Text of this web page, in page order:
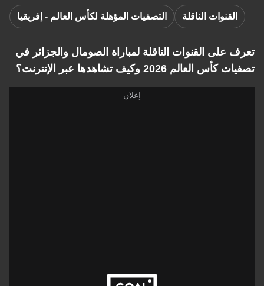
القنوات الناقلة التصفيات المؤهلة لكأس العالم - إفريقيا
تعرف على القنوات الناقلة لمباراة الصومال والجزائر في
تصفيات كأس العالم 2026 وكيف تشاهدها عبر الإنترنت؟